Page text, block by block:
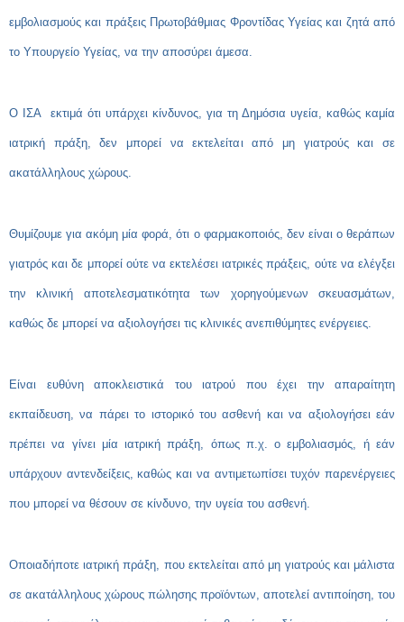
εμβολιασμούς και πράξεις Πρωτοβάθμιας Φροντίδας Υγείας και ζητά από
το Υπουργείο Υγείας, να την αποσύρει άμεσα.
Ο ΙΣΑ εκτιμά ότι υπάρχει κίνδυνος, για τη Δημόσια υγεία, καθώς καμία
ιατρική πράξη, δεν μπορεί να εκτελείται από μη γιατρούς και σε
ακατάλληλους χώρους.
Θυμίζουμε για ακόμη μία φορά, ότι ο φαρμακοποιός, δεν είναι ο θεράπων
γιατρός και δε μπορεί ούτε να εκτελέσει ιατρικές πράξεις, ούτε να ελέγξει
την κλινική αποτελεσματικότητα των χορηγούμενων σκευασμάτων,
καθώς δε μπορεί να αξιολογήσει τις κλινικές ανεπιθύμητες ενέργειες.
Είναι ευθύνη αποκλειστικά του ιατρού που έχει την απαραίτητη
εκπαίδευση, να πάρει το ιστορικό του ασθενή και να αξιολογήσει εάν
πρέπει να γίνει μία ιατρική πράξη, όπως π.χ. ο εμβολιασμός, ή εάν
υπάρχουν αντενδείξεις, καθώς και να αντιμετωπίσει τυχόν παρενέργειες
που μπορεί να θέσουν σε κίνδυνο, την υγεία του ασθενή.
Οποιαδήποτε ιατρική πράξη, που εκτελείται από μη γιατρούς και μάλιστα
σε ακατάλληλους χώρους πώλησης προϊόντων, αποτελεί αντιποίηση, του